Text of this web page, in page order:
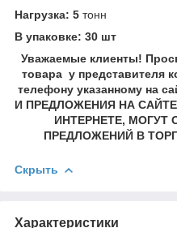
Нагрузка: 5 тонн
В упаковке: 30 шт
Уважаемые клиенты!
товара у представителя
телефону указанному на
И ПРЕДЛОЖЕНИЯ НА
ИНТЕРНЕТЕ, МОГУТ
ПРЕДЛОЖЕНИЙ В
Скрыть
Характеристики